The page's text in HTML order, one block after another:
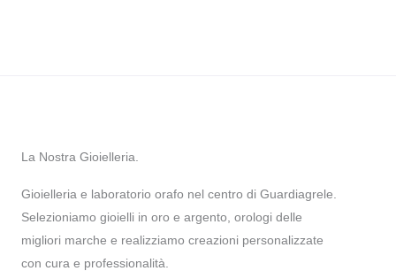
La Nostra Gioielleria.
Gioielleria e laboratorio orafo nel centro di Guardiagrele.
Selezioniamo gioielli in oro e argento, orologi delle
migliori marche e realizziamo creazioni personalizzate
con cura e professionalità.